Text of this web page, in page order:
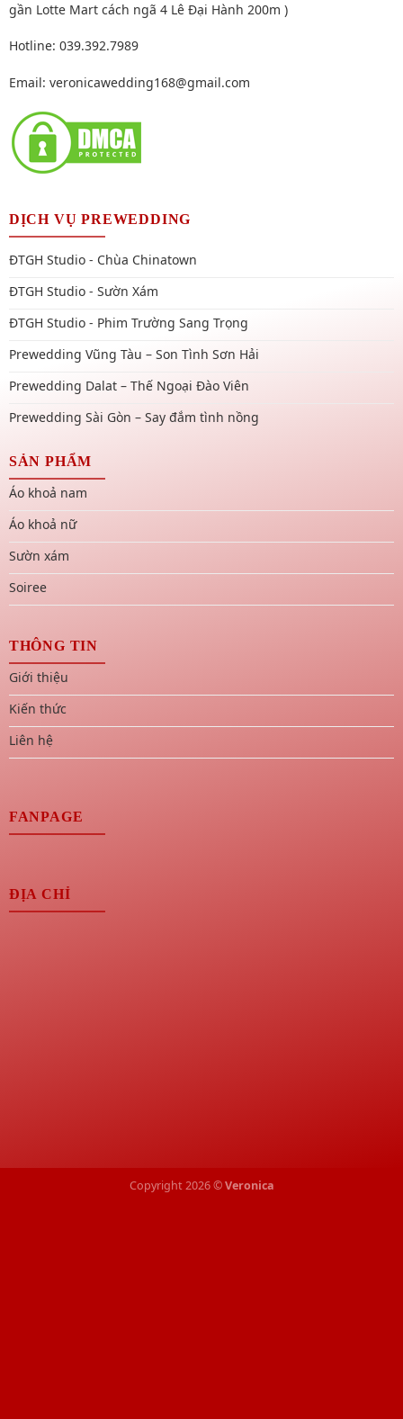
gần Lotte Mart cách ngã 4 Lê Đại Hành 200m )
Hotline: 039.392.7989
Email: veronicawedding168@gmail.com
DỊCH VỤ PREWEDDING
ĐTGH Studio - Chùa Chinatown
ĐTGH Studio - Sườn Xám
ĐTGH Studio - Phim Trường Sang Trọng
Prewedding Vũng Tàu – Son Tình Sơn Hải
Prewedding Dalat – Thế Ngoại Đào Viên
Prewedding Sài Gòn – Say đắm tình nồng
SẢN PHẨM
Áo khoả nam
Áo khoả nữ
Sườn xám
Soiree
THÔNG TIN
Giới thiệu
Kiến thức
Liên hệ
FANPAGE
ĐỊA CHỈ
Copyright 2026 ©Veronica